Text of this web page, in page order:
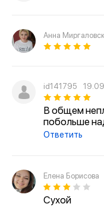
Анна
id141795
В общем
побольше
Ответить
Елена Борисова
Сухой